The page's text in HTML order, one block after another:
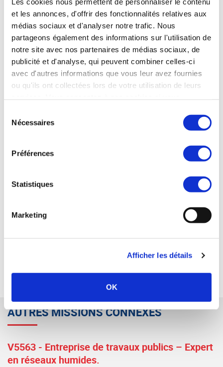
et les annonces, d'offrir des fonctionnalités relatives aux
médias sociaux et d'analyser notre trafic. Nous
partageons également des informations sur l'utilisation de
notre site avec nos partenaires de médias sociaux, de
publicité et d'analyse, qui peuvent combiner celles-ci
avec d'autres informations que vous leur avez fournies
ou qu'ils ont collectées lors de votre utilisation de leurs
Nécessaires
Préférences
Statistiques
Marketing
Afficher les détails
OK
Prix :
Sur proposition.
Données financières :
CA 2024 : 4 000 K€ - EBE : 1 019 K€.
Effectif :
11 personnes.
Votre interlocuteur :
Pascal FAUCON — Synercom France Sud Est
pfaucon@synercom-france.fr
AUTRES MISSIONS CONNEXES
V5563 - Entreprise de travaux publics – Expert
en réseaux humides.